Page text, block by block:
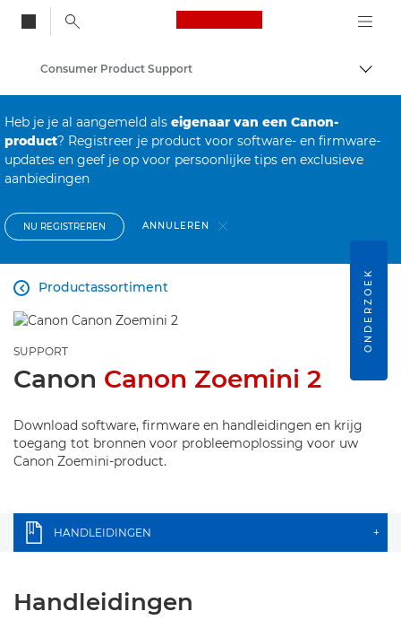
Canon Logo, back
Consumer Product Support
Heb je je al aangemeld als eigenaar van een Canon-
product? Registreer je product voor software- en firmware-
updates en geef je op voor persoonlijke tips en exclusieve
aanbiedingen
NU REGISTREREN ANNULEREN
Productassortiment

SUPPORT
Canon Canon Zoemini 2
Download software, firmware en handleidingen en krijg
toegang tot bronnen voor probleemoplossing voor uw
Canon Zoemini-product.
HANDLEIDINGEN +
Handleidingen
ONDERZOEK